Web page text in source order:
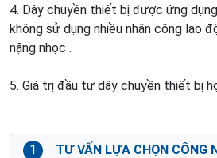
4. Dây chuyền thiết bị được ứng
không sử dụng nhiều nhân công lao
nặng nhọc .
5. Giá trị đầu tư dây chuyền thiết bị
1
TƯ VẤN LỰA CHỌN CÔNG